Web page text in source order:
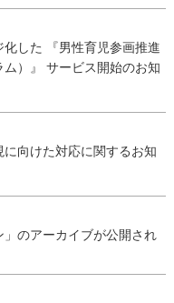
した 『男性育児参画推進
）』 サービス開始のお知
向けた対応に関するお知
のアーカイブが公開され